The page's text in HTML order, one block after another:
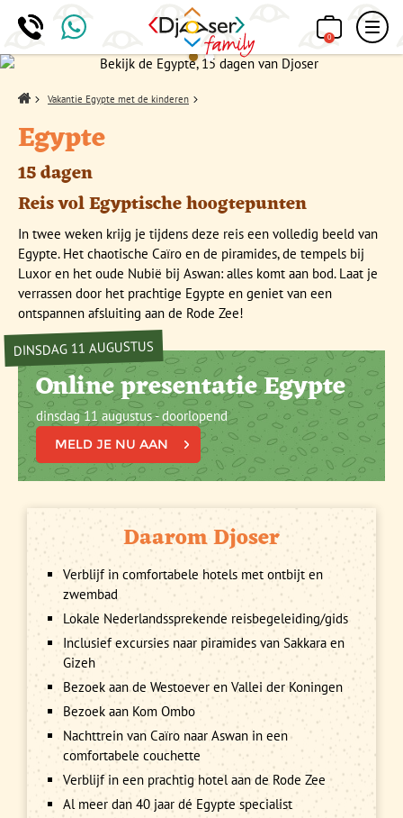
0
Home Vakantie Egypte met de kinderen
Egypte
15 dagen
Reis vol Egyptische hoogtepunten
In twee weken krijg je tijdens deze reis een volledig beeld van
Egypte. Het chaotische Caïro en de piramides, de tempels bij
Luxor en het oude Nubië bij Aswan: alles komt aan bod. Laat je
verrassen door het prachtige Egypte en geniet van een
ontspannen afsluiting aan de Rode Zee!
DINSDAG 11 AUGUSTUS
Online presentatie Egypte
dinsdag 11 augustus - doorlopend
MELD JE NU AAN
Daarom Djoser
Verblijf in comfortabele hotels met ontbijt en
zwembad
Lokale Nederlandssprekende reisbegeleiding/gids
Inclusief excursies naar piramides van Sakkara en
Gizeh
Bezoek aan de Westoever en Vallei der Koningen
Bezoek aan Kom Ombo
Nachttrein van Caïro naar Aswan in een
comfortabele couchette
Verblijf in een prachtig hotel aan de Rode Zee
Al meer dan 40 jaar dé Egypte specialist